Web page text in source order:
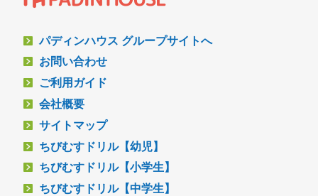
パディンハウス グループサイトへ
お問い合わせ
ご利用ガイド
会社概要
サイトマップ
ちびむすドリル【幼児】
ちびむすドリル【小学生】
ちびむすドリル【中学生】